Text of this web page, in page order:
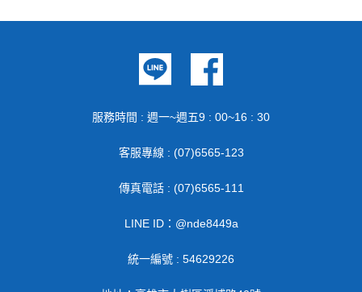
服務時間 : 週一~週五9 : 00~16 : 30
客服專線 : (07)6565-123
傳真電話 : (07)6565-111
LINE ID：@nde8449a
統一編號 : 54629226